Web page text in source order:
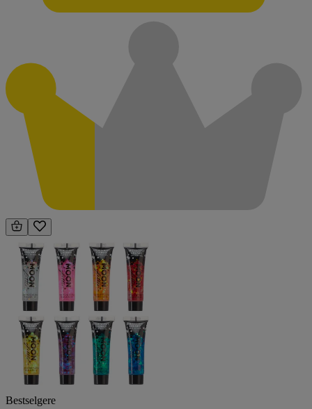
Bestselgere